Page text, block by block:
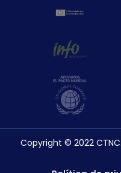
Copyright © 2022